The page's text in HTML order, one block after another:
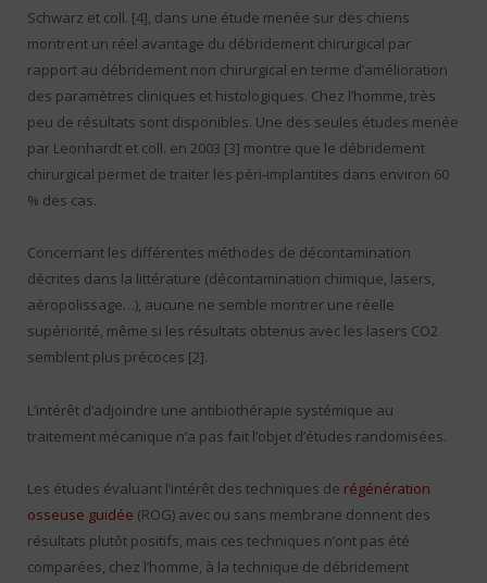
Schwarz et coll. [4], dans une étude menée sur des chiens
montrent un réel avantage du débridement chirurgical par
rapport au débridement non chirurgical en terme d’amélioration
des paramètres cliniques et histologiques. Chez l’homme, très
peu de résultats sont disponibles. Une des seules études menée
par Leonhardt et coll. en 2003 [3] montre que le débridement
chirurgical permet de traiter les péri-implantites dans environ 60
% des cas.
Concernant les différentes méthodes de décontamination
décrites dans la littérature (décontamination chimique, lasers,
aéropolissage…), aucune ne semble montrer une réelle
supériorité, même si les résultats obtenus avec les lasers CO2
semblent plus précoces [2].
L’intérêt d’adjoindre une antibiothérapie systémique au
traitement mécanique n’a pas fait l’objet d’études randomisées.
Les études évaluant l’intérêt des techniques de régénération
osseuse guidée (ROG) avec ou sans membrane donnent des
résultats plutôt positifs, mais ces techniques n’ont pas été
comparées, chez l’homme, à la technique de débridement